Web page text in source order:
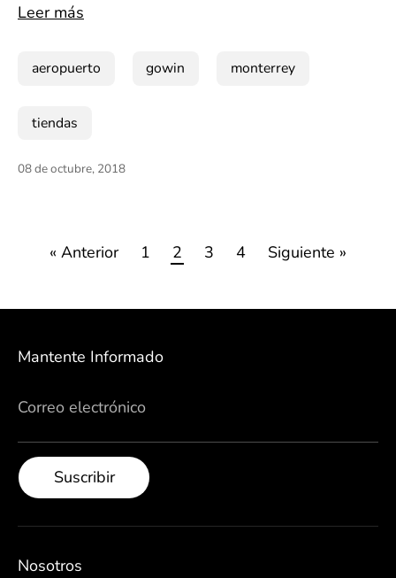
Leer más
aeropuerto gowin monterrey
tiendas
08 de octubre, 2018
« Anterior 1 2 3 4 Siguiente »
Mantente Informado
Correo electrónico
Suscribir
Nosotros